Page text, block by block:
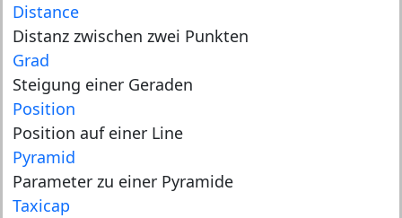
Distance
Distanz zwischen zwei Punkten
Grad
Steigung einer Geraden
Position
Position auf einer Line
Pyramid
Parameter zu einer Pyramide
Taxicap